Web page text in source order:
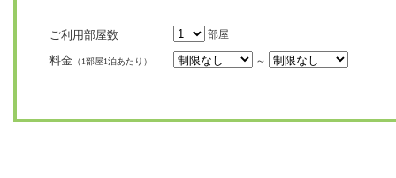
ご利用部屋数 部屋
料金 （1部屋1泊あたり） ～